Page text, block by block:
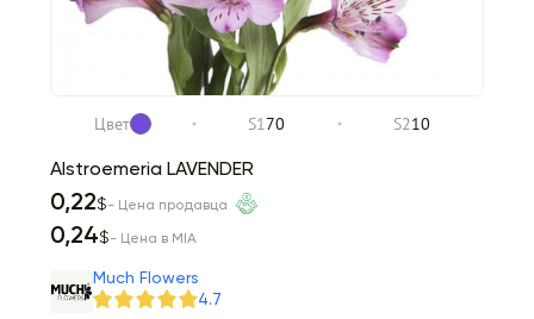
Цвет S170 S210
Alstroemeria LAVENDER
0,22$- Цена продавца
0,24$- Цена в MIA
Much Flowers
4.7